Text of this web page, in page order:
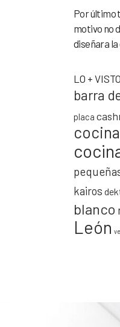
Por último
motivo no
diseñara la
LO + VISTO
barra
placa
kairos
blanco
León